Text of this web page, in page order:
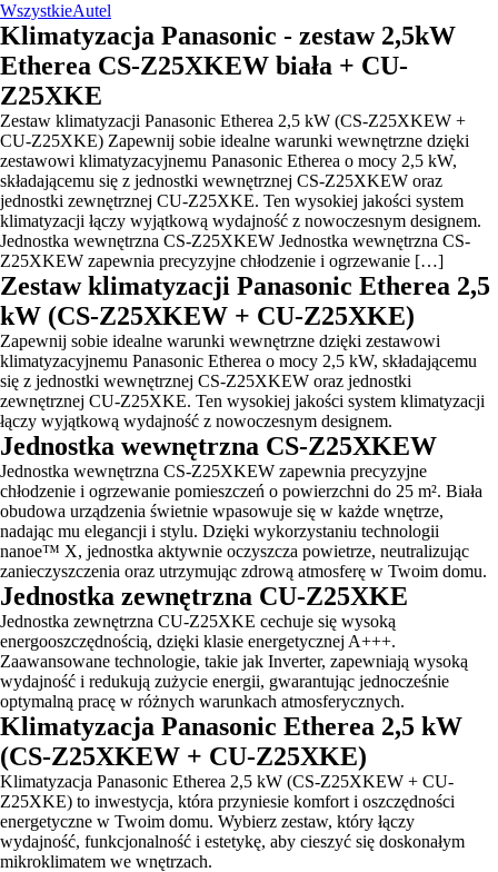
WszystkieAutel
Klimatyzacja Panasonic - zestaw 2,5kW
Etherea CS-Z25XKEW biała + CU-
Z25XKE
Zestaw klimatyzacji Panasonic Etherea 2,5 kW (CS-Z25XKEW +
CU-Z25XKE) Zapewnij sobie idealne warunki wewnętrzne dzięki
zestawowi klimatyzacyjnemu Panasonic Etherea o mocy 2,5 kW,
składającemu się z jednostki wewnętrznej CS-Z25XKEW oraz
jednostki zewnętrznej CU-Z25XKE. Ten wysokiej jakości system
klimatyzacji łączy wyjątkową wydajność z nowoczesnym designem.
Jednostka wewnętrzna CS-Z25XKEW Jednostka wewnętrzna CS-
Z25XKEW zapewnia precyzyjne chłodzenie i ogrzewanie […]
Zestaw klimatyzacji Panasonic Etherea 2,5
kW (CS-Z25XKEW + CU-Z25XKE)
Zapewnij sobie idealne warunki wewnętrzne dzięki zestawowi
klimatyzacyjnemu Panasonic Etherea o mocy 2,5 kW, składającemu
się z jednostki wewnętrznej CS-Z25XKEW oraz jednostki
zewnętrznej CU-Z25XKE. Ten wysokiej jakości system klimatyzacji
łączy wyjątkową wydajność z nowoczesnym designem.
Jednostka wewnętrzna CS-Z25XKEW
Jednostka wewnętrzna CS-Z25XKEW zapewnia precyzyjne
chłodzenie i ogrzewanie pomieszczeń o powierzchni do 25 m². Biała
obudowa urządzenia świetnie wpasowuje się w każde wnętrze,
nadając mu elegancji i stylu. Dzięki wykorzystaniu technologii
nanoe™ X, jednostka aktywnie oczyszcza powietrze, neutralizując
zanieczyszczenia oraz utrzymując zdrową atmosferę w Twoim domu.
Jednostka zewnętrzna CU-Z25XKE
Jednostka zewnętrzna CU-Z25XKE cechuje się wysoką
energooszczędnością, dzięki klasie energetycznej A+++.
Zaawansowane technologie, takie jak Inverter, zapewniają wysoką
wydajność i redukują zużycie energii, gwarantując jednocześnie
optymalną pracę w różnych warunkach atmosferycznych.
Klimatyzacja Panasonic Etherea 2,5 kW
(CS-Z25XKEW + CU-Z25XKE)
Klimatyzacja Panasonic Etherea 2,5 kW (CS-Z25XKEW + CU-
Z25XKE) to inwestycja, która przyniesie komfort i oszczędności
energetyczne w Twoim domu. Wybierz zestaw, który łączy
wydajność, funkcjonalność i estetykę, aby cieszyć się doskonałym
mikroklimatem we wnętrzach.